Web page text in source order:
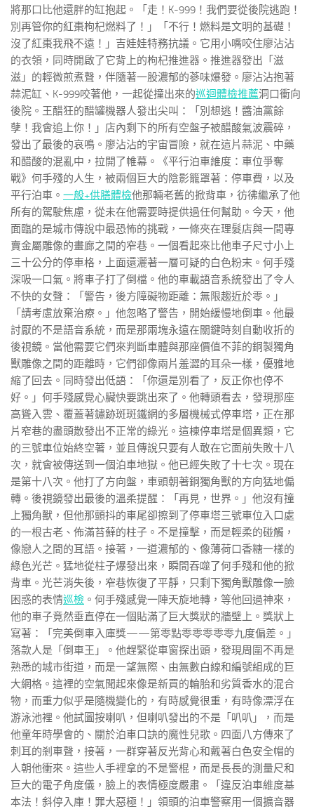
將那口比他還胖的缸抱起。「走！K-999！我們要從後院逃跑！
別再管你的紅棗枸杞燃料了！」「不行！燃料是文明的基礎！
沒了紅棗我飛不遠！」吉娃娃特務抗議。它用小嘴咬住廖沾沾
的衣領，同時開啟了它背上的枸杞推進器。推進器發出「滋
滋」的輕微煎煮聲，伴隨著一股濃郁的蔘味爆發。廖沾沾抱著
蒜泥缸、K-999咬著他，一起從撞出來的巡迴體檢推薦洞口衝向
後院。王醋狂的醋罐機器人發出尖叫：「別想逃！醬油黨餘
孽！我會追上你！」店內剩下的所有空盤子被醋酸氣波震碎，
發出了最後的哀鳴。廖沾沾的宇宙冒險，就在這片蒜泥、中藥
和醋酸的混亂中，拉開了帷幕。《平行泊車維度：車位爭奪
戰》何手殘的人生，被兩個巨大的陰影籠罩著：停車費，以及
平行泊車。 一般+供膳體檢他那輛老舊的掀背車，彷彿繼承了他
所有的駕駛焦慮，從未在他需要時提供過任何幫助。今天，他
面臨的是城市傳說中最恐怖的挑戰，一條夾在理髮店與一間專
賣金屬雕像的畫廊之間的窄巷。一個看起來比他車子尺寸小上
三十公分的停車格，上面還灑著一層可疑的白色粉末。何手殘
深吸一口氣。將車子打了倒檔。他的車載語音系統發出了令人
不快的女聲：「警告，後方障礙物距離：無限趨近於零。」
「請考慮放棄治療。」他忽略了警告，開始緩慢地倒車。他最
討厭的不是語音系統，而是那兩塊永遠在關鍵時刻自動收折的
後視鏡。當他需要它們來判斷車體與那座價值不菲的銅製獨角
獸雕像之間的距離時，它們卻像兩片羞澀的耳朵一樣，優雅地
縮了回去。同時發出低語：「你還是別看了，反正你也停不
好。」何手殘感覺心臟快要跳出來了。他轉頭看去，發現那座
高聳入雲、覆蓋著鏽跡斑斑鐵網的多層機械式停車塔，正在那
片窄巷的盡頭散發出不正常的綠光。這棟停車塔是個異類，它
的三號車位始終空著，並且傳說只要有人敢在它面前失敗十八
次，就會被傳送到一個泊車地獄。他已經失敗了十七次。現在
是第十八次。他打了方向盤，車頭朝著銅獨角獸的方向猛地偏
轉。後視鏡發出最後的溫柔提醒：「再見，世界。」他沒有撞
上獨角獸，但他那顫抖的車尾卻擦到了停車塔三號車位入口處
的一根古老、佈滿苔蘚的柱子。不是撞擊，而是輕柔的碰觸，
像戀人之間的耳語。接著，一道濃郁的、像薄荷口香糖一樣的
綠色光芒。猛地從柱子爆發出來，瞬間吞噬了何手殘和他的掀
背車。光芒消失後，窄巷恢復了平靜，只剩下獨角獸雕像一臉
困惑的表情巡檢 。何手殘感覺一陣天旋地轉，等他回過神來，
他的車子竟然垂直停在一個貼滿了巨大獎狀的牆壁上。獎狀上
寫著：「完美倒車入庫獎——第零點零零零零零九度偏差。」
落款人是「倒車王」。他趕緊從車窗探出頭，發現周圍不再是
熟悉的城市街道，而是一望無際、由無數白線和編號組成的巨
大網格。這裡的空氣聞起來像是新買的輪胎和劣質香水的混合
物，而重力似乎是隨機變化的，有時感覺很重，有時像漂浮在
游泳池裡。他試圖按喇叭，但喇叭發出的不是「叭叭」，而是
他童年時學會的、關於泊車口訣的魔性兒歌。四面八方傳來了
刺耳的剎車聲，接著，一群穿著反光背心和戴著白色安全帽的
人朝他衝來。這些人手裡拿的不是警棍，而是長長的測量尺和
巨大的電子角度儀，臉上的表情極度嚴肅。「違反泊車維度基
本法！斜停入庫！罪大惡極！」領頭的泊車警察用一個擴音器